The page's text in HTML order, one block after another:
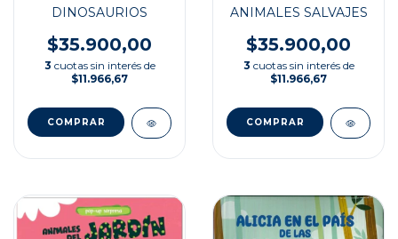
DINOSAURIOS
$35.900,00
3 cuotas sin interés de
$11.966,67
ANIMALES SALVAJES
$35.900,00
3 cuotas sin interés de
$11.966,67